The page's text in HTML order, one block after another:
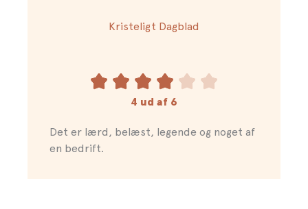
Kristeligt Dagblad
4 ud af 6
Det er lærd, belæst, legende og noget af
en bedrift.